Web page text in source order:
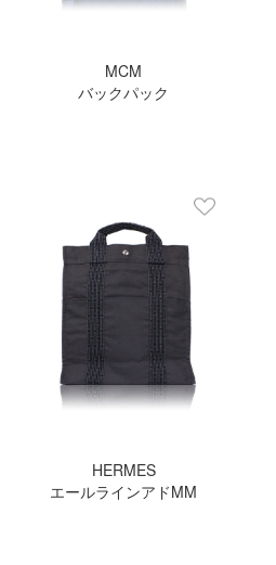
MCM
バックパック
HERMES
エールラインアドMM